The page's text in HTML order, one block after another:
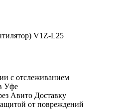
V1Z-L25
с отслеживанием
Уфе
Авито Доставку
от повреждений